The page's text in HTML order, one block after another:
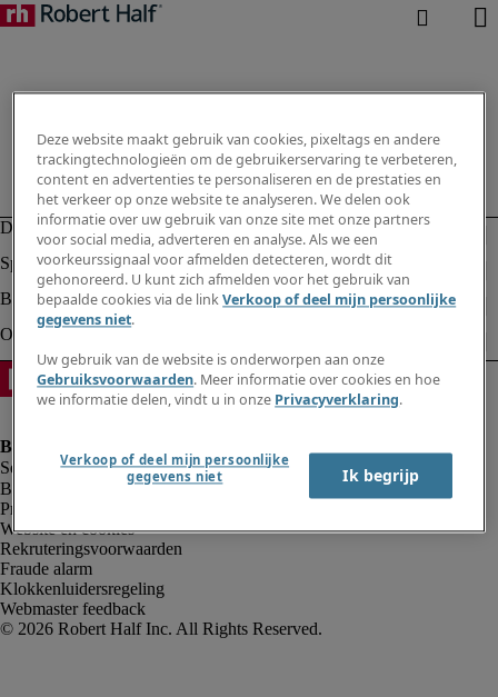
Bedrijfsinformatie
Privacyverklaring
Website en cookies
Rekruteringsvoorwaarden
Fraude alarm
Klokkenluidersregeling
Webmaster feedback
Deze website maakt gebruik van cookies, pixeltags en andere
trackingtechnologieën om de gebruikerservaring te verbeteren,
content en advertenties te personaliseren en de prestaties en
het verkeer op onze website te analyseren. We delen ook
informatie over uw gebruik van onze site met onze partners
voor social media, adverteren en analyse. Als we een
voorkeurssignaal voor afmelden detecteren, wordt dit
gehonoreerd. U kunt zich afmelden voor het gebruik van
bepaalde cookies via de linkVerkoop of deel mijn persoonlijke
gegevens niet.
Uw gebruik van de website is onderworpen aan onze
Gebruiksvoorwaarden. Meer informatie over cookies en hoe
we informatie delen, vindt u in onze Privacyverklaring.
Verkoop of deel mijn persoonlijke
gegevens niet
Ik begrijp